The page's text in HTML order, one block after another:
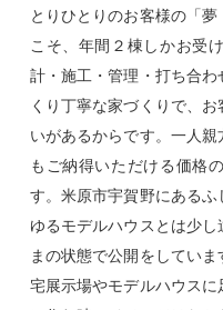
とりひとりのお客様の「
こそ、年間２棟しかお受
計・施工・管理・打ち合
くり丁寧な家づくりで、
いがあるからです。一人
もご納得いただける価格
す。米原市宇賀野にある
ゆるモデルハウスとは少
まの状態で公開をしてい
宅展示場やモデルハウス